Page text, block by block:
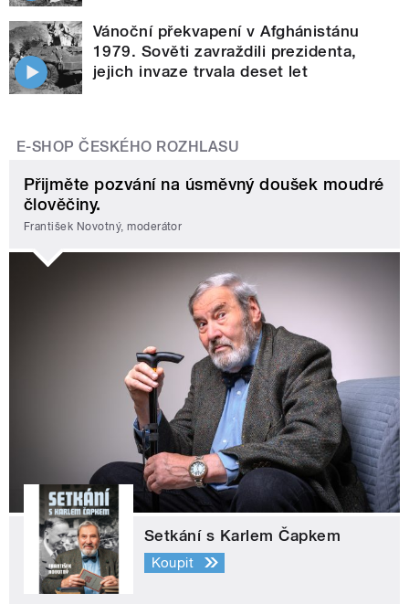
Vánoční překvapení v Afghánistánu
1979. Sověti zavraždili prezidenta,
jejich invaze trvala deset let
E-SHOP ČESKÉHO ROZHLASU
Přijměte pozvání na úsměvný doušek moudré
člověčiny.
František Novotný, moderátor
Setkání s Karlem Čapkem
Koupit